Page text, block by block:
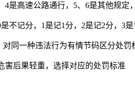
4是高速公路通行，5、6是其他规
不记分，1是记1分，2是记2分，3
对同一种违法行为有情节码区分处
害后果轻重，选择对应的处罚标准